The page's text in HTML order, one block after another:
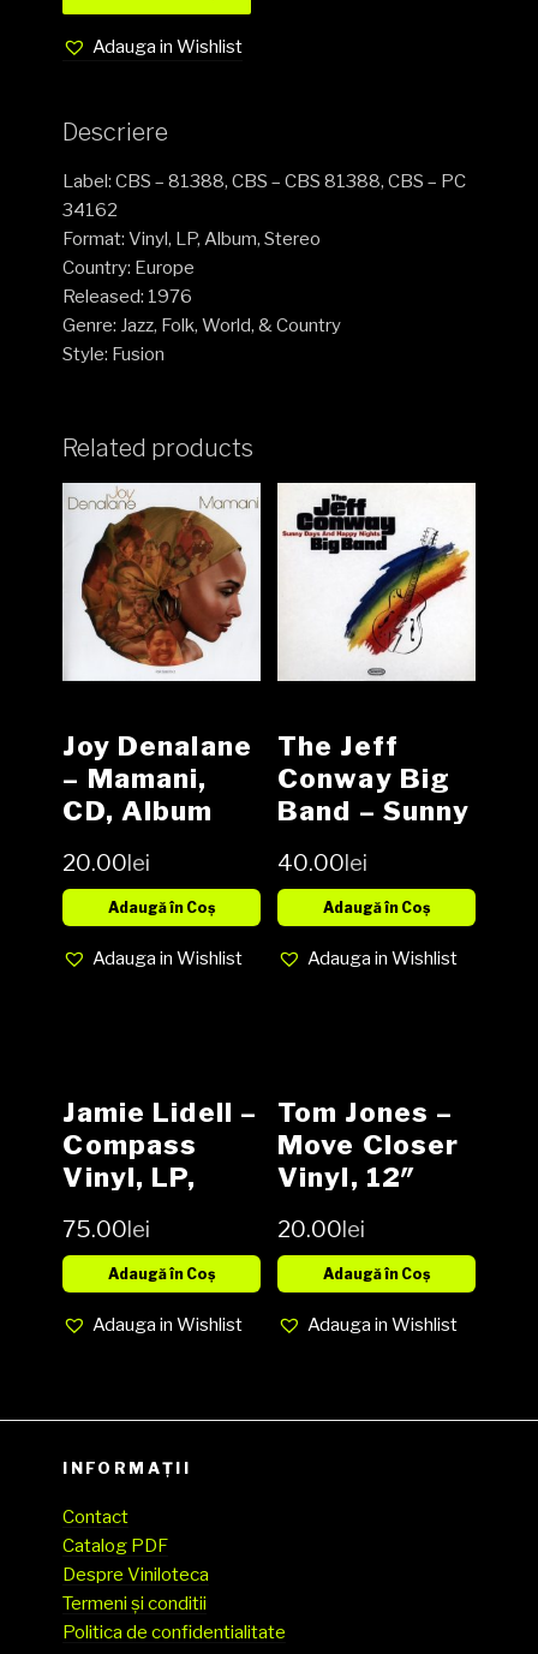
Adauga in Wishlist
Descriere
Label: CBS – 81388, CBS – CBS 81388, CBS – PC
34162
Format: Vinyl, LP, Album, Stereo
Country: Europe
Released: 1976
Genre: Jazz, Folk, World, & Country
Style: Fusion
Related products
Joy Denalane
– Mamani,
CD, Album
20.00lei
Adaugă în Coș
Adauga in Wishlist
The Jeff
Conway Big
Band – Sunny
Happy Nights
40.00lei
Adaugă în Coș
Adauga in Wishlist
Jamie Lidell ‎–
Compass
Vinyl, LP,
NM cover NM
(SH)
75.00lei
Adaugă în Coș
Adauga in Wishlist
Tom Jones ‎–
Move Closer
Vinyl, 12″
cover EX
(SH)
20.00lei
Adaugă în Coș
Adauga in Wishlist
INFORMAȚII
Contact
Catalog PDF
Despre Viniloteca
Termeni și conditii
Politica de confidentialitate